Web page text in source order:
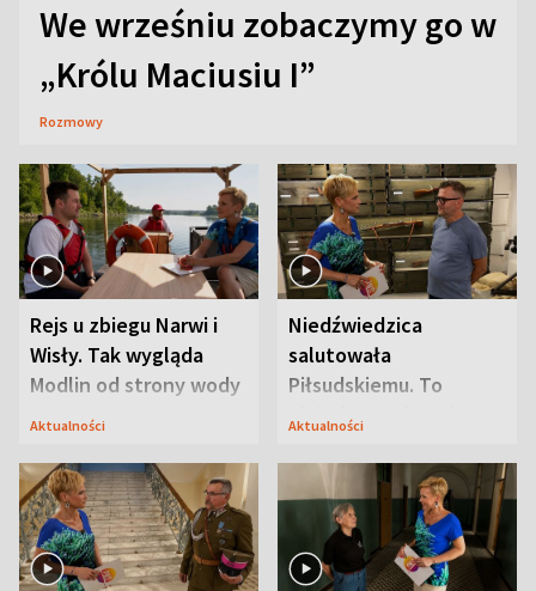
We wrześniu zobaczymy go w
„Królu Maciusiu I”
Rozmowy
Rejs u zbiegu Narwi i
Wisły. Tak wygląda
Modlin od strony wody
Aktualności
Niedźwiedzica
salutowała
Piłsudskiemu. To
niejedyna tajemnica
Aktualności